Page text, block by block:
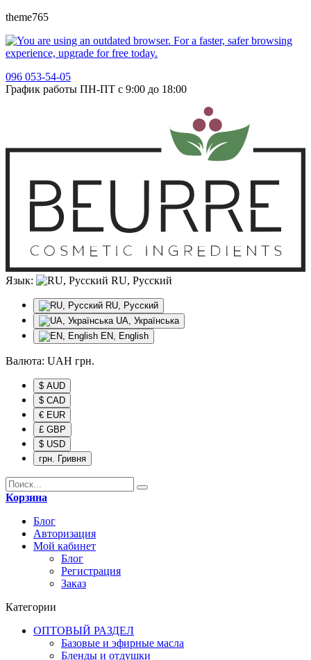
theme765
096 053-54-05
График работы ПН-ПТ с 9:00 до 18:00
Язык: RU, Русский
RU, Русский
UA, Українська
EN, English
Валюта: UAH грн.
$ AUD
$ CAD
€ EUR
£ GBP
$ USD
грн. Гривня
Корзина
Блог
Авторизация
Мой кабинет
Блог
Регистрация
Заказ
Категории
ОПТОВЫЙ РАЗДЕЛ
Базовые и эфирные масла
Бленды и отдушки